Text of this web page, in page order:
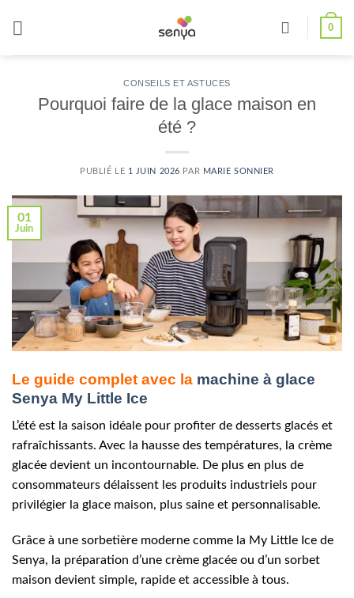
0
CONSEILS ET ASTUCES
Pourquoi faire de la glace maison en
été ?
PUBLIÉ LE 1 JUIN 2026 PAR MARIE SONNIER
01
Juin
Le guide complet avec la machine à glace
Senya My Little Ice
L’été est la saison idéale pour profiter de desserts glacés et
rafraîchissants. Avec la hausse des températures, la crème
glacée devient un incontournable. De plus en plus de
consommateurs délaissent les produits industriels pour
privilégier la glace maison, plus saine et personnalisable.
Grâce à une sorbetière moderne comme la My Little Ice de
Senya, la préparation d’une crème glacée ou d’un sorbet
maison devient simple, rapide et accessible à tous.